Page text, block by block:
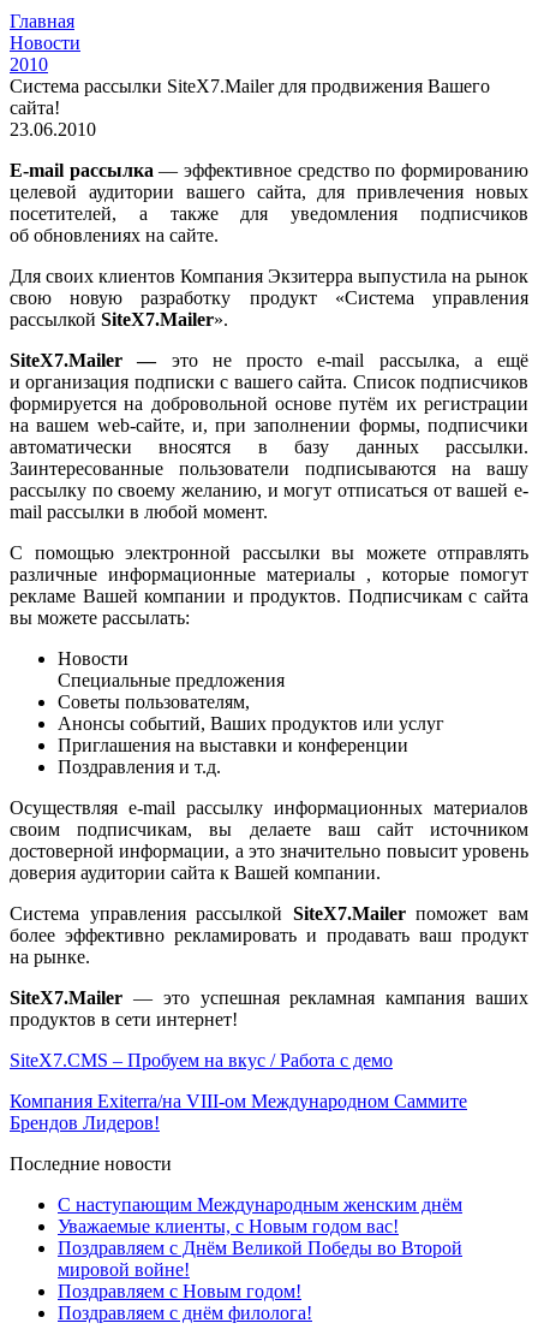
Главная
Новости
2010
Система рассылки SiteX7.Mailer для продвижения Вашего
сайта!
23.06.2010
E-mail рассылка — эффективное средство по формированию
целевой аудитории вашего сайта, для привлечения новых
посетителей, а также для уведомления подписчиков
об обновлениях на сайте.
Для своих клиентов Компания Экзитерра выпустила на рынок
свою новую разработку продукт «Система управления
рассылкой SiteX7.Mailer».
SiteX7.Mailer — это не просто e-mail рассылка, а ещё
и организация подписки с вашего сайта. Список подписчиков
формируется на добровольной основе путём их регистрации
на вашем web-сайте, и, при заполнении формы, подписчики
автоматически вносятся в базу данных рассылки.
Заинтересованные пользователи подписываются на вашу
рассылку по своему желанию, и могут отписаться от вашей e-
mail рассылки в любой момент.
С помощью электронной рассылки вы можете отправлять
различные информационные материалы , которые помогут
рекламе Вашей компании и продуктов. Подписчикам с сайта
вы можете рассылать:
Новости
Специальные предложения
Советы пользователям,
Анонсы событий, Ваших продуктов или услуг
Приглашения на выставки и конференции
Поздравления и т.д.
Осуществляя e-mail рассылку информационных материалов
своим подписчикам, вы делаете ваш сайт источником
достоверной информации, а это значительно повысит уровень
доверия аудитории сайта к Вашей компании.
Система управления рассылкой SiteX7.Mailerпоможет вам
более эффективно рекламировать и продавать ваш продукт
на рынке.
SiteX7.Mailer — это успешная рекламная кампания ваших
продуктов в сети интернет!
SiteX7.CMS – Пробуем на вкус / Работа с демо
Компания Exiterra/на VIII-ом Международном Саммите
Брендов Лидеров!
Последние новости
С наступающим Международным женским днём
Уважаемые клиенты, с Новым годом вас!
Поздравляем с Днём Великой Победы во Второй
мировой войне!
Поздравляем с Новым годом!
Поздравляем с днём филолога!